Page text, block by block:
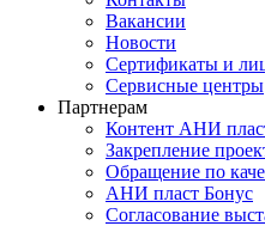
Вакансии
Новости
Сертификаты и
Сервисные центры
Партнерам
Контент АНИ
Закрепление
Обращение по
АНИ пласт Бонус
Согласование